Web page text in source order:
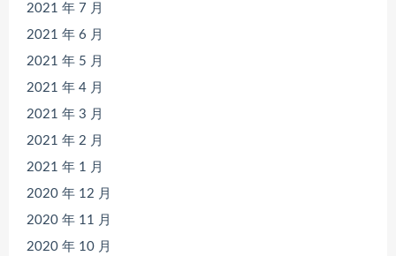
2021 年 7 月
2021 年 6 月
2021 年 5 月
2021 年 4 月
2021 年 3 月
2021 年 2 月
2021 年 1 月
2020 年 12 月
2020 年 11 月
2020 年 10 月